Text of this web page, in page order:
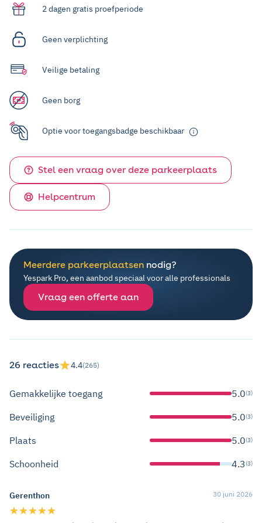
2 dagen gratis proefperiode
Geen verplichting
Veilige betaling
Geen borg
Optie voor toegangsbadge beschikbaar
Stel een vraag over deze parkeerplaats
Helpcentrum
Meerdere parkeerplaatsen nodig?
Yespark Pro, een aanbod speciaal voor alle professionals
Vraag een offerte aan
26 reacties 4.4(265)
Gemakkelijke toegang 5.0(3)
Beveiliging 5.0(3)
Plaats 5.0(3)
Schoonheid 4.3(3)
Gerenthon 30 juni 2026